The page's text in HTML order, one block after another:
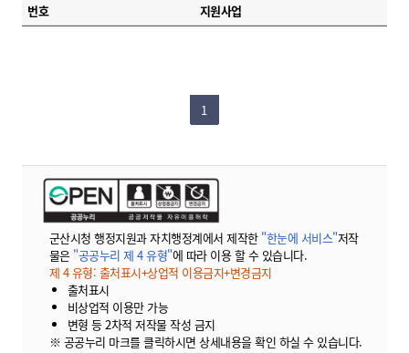
번호 지원사업
1
군산시청 행정지원과 자치행정계에서 제작한 "한눈에 서비스"저작
물은 "공공누리 제 4 유형"에 따라 이용 할 수 있습니다.
제 4 유형: 출처표시+상업적 이용금지+변경금지
출처표시
비상업적 이용만 가능
변형 등 2차적 저작물 작성 금지
※ 공공누리 마크를 클릭하시면 상세내용을 확인 하실 수 있습니다.